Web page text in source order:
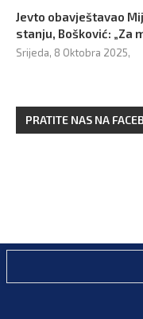
Jevto obavještavao
stanju, Bošković: „Za
Srijeda, 8 Oktobra 2025,
PRATITE NAS NA